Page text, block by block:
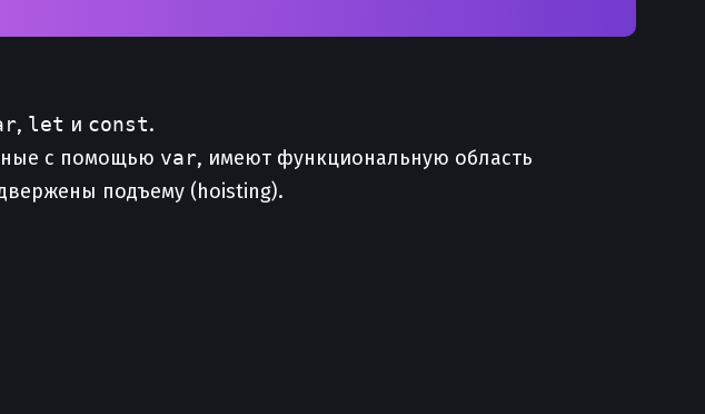
, let и const.
с помощью var, имеют функциональную область
подъему (hoisting).